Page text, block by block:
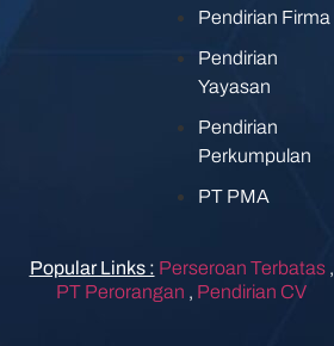
Pendirian Firma
Pendirian
Yayasan
Pendirian
Perkumpulan
PT PMA
Popular Links : Perseroan Terbatas ,
PT Perorangan , Pendirian CV